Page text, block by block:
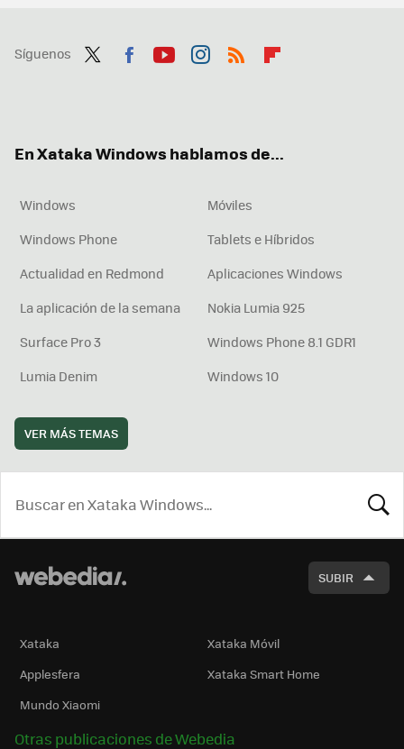
Síguenos
En Xataka Windows hablamos de...
Windows
Móviles
Windows Phone
Tablets e Híbridos
Actualidad en Redmond
Aplicaciones Windows
La aplicación de la semana
Nokia Lumia 925
Surface Pro 3
Windows Phone 8.1 GDR1
Lumia Denim
Windows 10
VER MÁS TEMAS
SUBIR
Xataka
Xataka Móvil
Applesfera
Xataka Smart Home
Mundo Xiaomi
Otras publicaciones de Webedia